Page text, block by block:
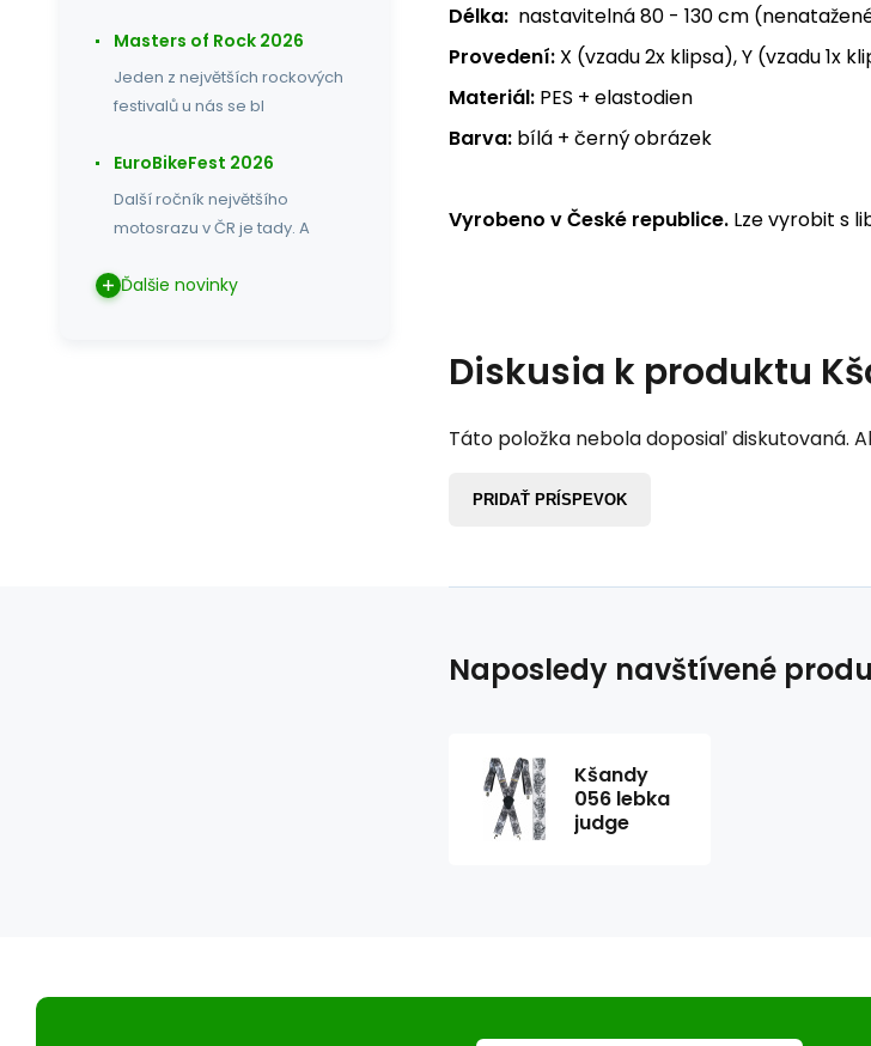
Délka: nastavitelná 80 - 130 cm
Provedení: X (vzadu 2x klipsa), Y (vzadu 1x
Materiál: PES + elastodien
Barva: bílá + černý obrázek
Vyrobeno v České republice. Lze vyrobit s
Diskusia k produktu
Táto položka nebola doposiaľ diskutovaná.
PRIDAŤ PRÍSPEVOK
Masters of Rock 2026
Jeden z největších rockových
festivalů u nás se bl
EuroBikeFest 2026
Další ročník největšího
motosrazu v ČR je tady. A
Ďalšie novinky
Naposledy navštívené
Kšandy
056 lebka
judge